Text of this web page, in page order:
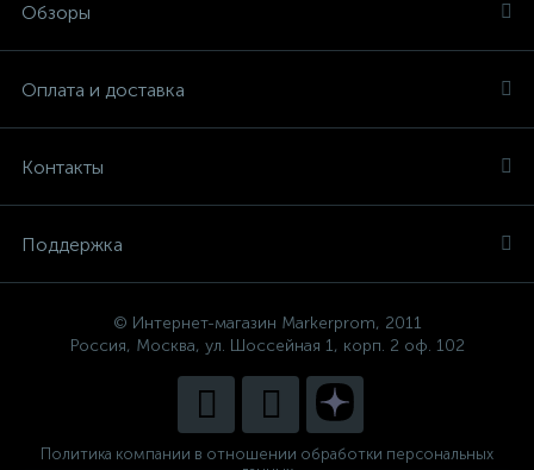
Обзоры
Оплата и доставка
Контакты
Поддержка
© Интернет-магазин Markerprom, 2011
Россия, Москва, ул. Шоссейная 1, корп. 2 оф. 102
Политика компании в отношении обработки персональных